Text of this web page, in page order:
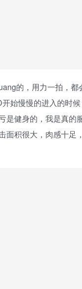
的，用力一拍，
始慢慢的进入的时
是健身的，我是真的
面积很大，肉感十足